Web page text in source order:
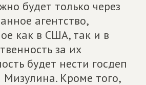
будет только через
агентство,
как в США, так и в
за их
будет нести госдеп
Мизулина. Кроме того,